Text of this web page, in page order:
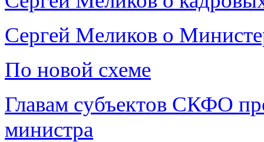
Сергей Меликов о
По новой схеме
Главам субъектов СКФО
министра